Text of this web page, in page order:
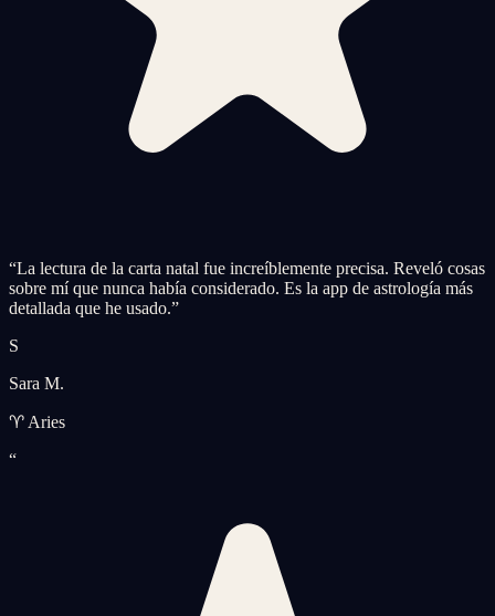
“La lectura de la carta natal fue increíblemente precisa. Reveló cosas
sobre mí que nunca había considerado. Es la app de astrología más
detallada que he usado.”
S
Sara M.
♈ Aries
“